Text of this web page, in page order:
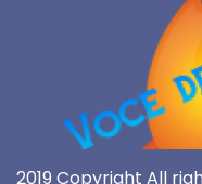
2019 Copyright All